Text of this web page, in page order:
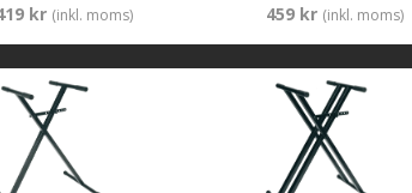
kr (inkl. moms) 459 kr (inkl. moms)